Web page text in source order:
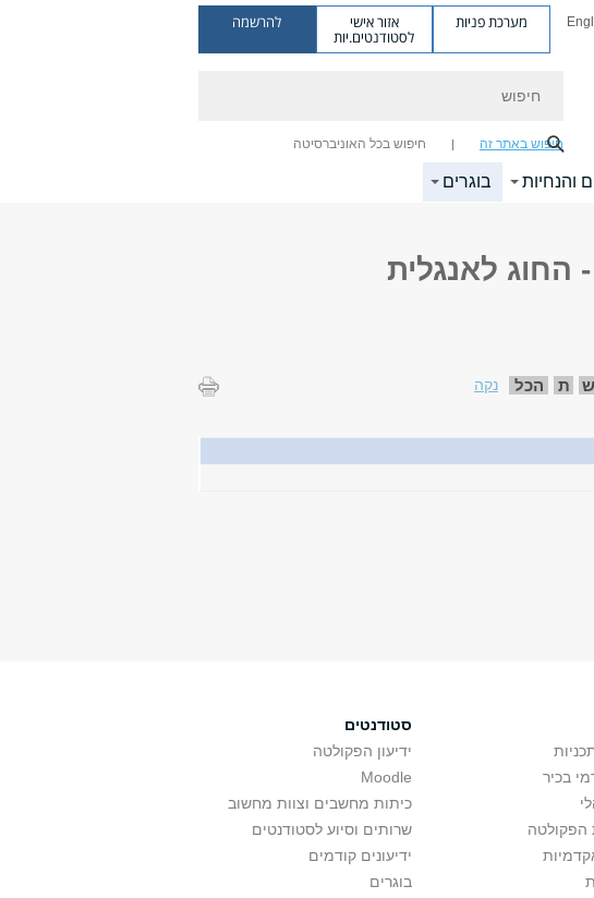
מערכת פניות אזור אישי
לסטודנטים.יות
להרשמה
חיפוש באתר זה חיפוש בכל האוניברסיטה
והנחיות בוגרים
לאנגלית
ש ת הכל
נקה
בכיר
הפקולטה
סטודנטים
ידיעון הפקולטה
Moodle
כיתות מחשבים וצוות מחשוב
שרותים וסיוע לסטודנטים
ידיעונים קודמים
בוגרים